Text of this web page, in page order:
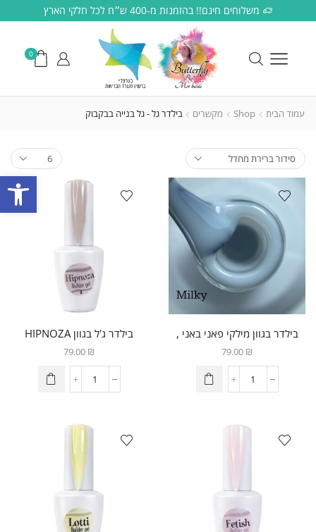
משלוחים חינם!! בהזמנות מ-400 ש״ח לכל חלקי הארץ
0
עמוד הבית Shop מקשרים בילדר גל - גל בנייה בבקבוק
בילדר בגוון מילקי פאני באני ,
cloud-dancer גוון השנה של
פאנטון 2026
79.00 ₪
בילדר ג'ל בגוון HIPNOZA
79.00 ₪
פתח